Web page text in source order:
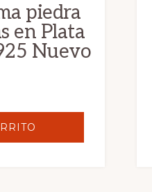
piedra
en Plata
Nuevo